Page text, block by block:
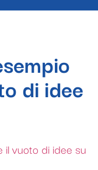
di idee
il vuoto di idee su